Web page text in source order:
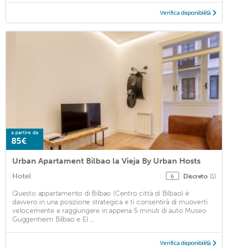
Verifica disponibilità
a partire da
85€
Urban Apartament Bilbao la Vieja By Urban Hosts
Hotel 6 Discreto (1)
Questo appartamento di Bilbao (Centro città di Bilbao) è
davvero in una posizione strategica e ti consentirà di muoverti
velocemente e raggiungere in appena 5 minuti di auto Museo
Guggenheim Bilbao e El ...
Verifica disponibilità